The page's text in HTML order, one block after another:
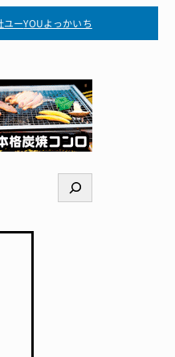
ユーYOUよっかいち
検
索